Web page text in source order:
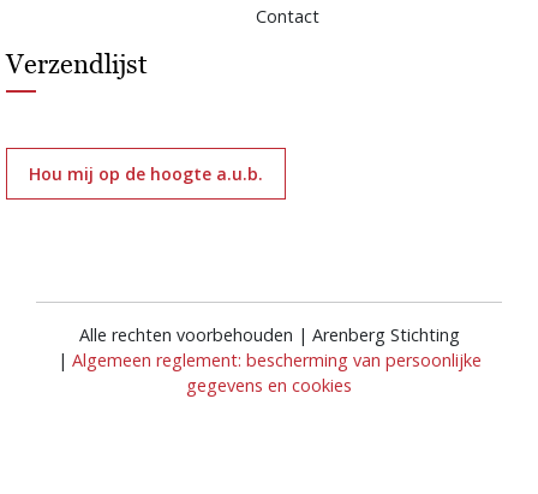
Contact
Verzendlijst
Hou mij op de hoogte a.u.b.
Alle rechten voorbehouden | Arenberg Stichting
| Algemeen reglement: bescherming van persoonlijke
gegevens en cookies